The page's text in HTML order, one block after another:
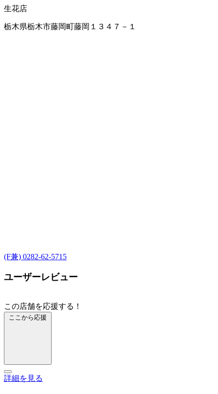
生花店
栃木県栃木市藤岡町藤岡１３４７－１
(F兼) 0282-62-5715
ユーザーレビュー
この店舗を応援する！
ここから応援
詳細を見る